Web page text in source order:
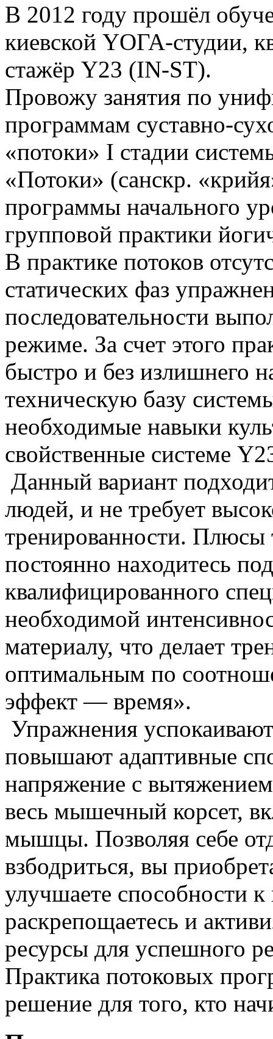
В 2012 году прошёл
киевской YОГА-студии,
стажёр Y23 (IN-ST).
Провожу занятия по
программам суставно-
«потоки» I стадии
«Потоки» (санскр.
программы начального
групповой практики
В практике потоков
статических фаз
последовательности
режиме. За счет этого
быстро и без излишнего
техническую базу
необходимые навыки
свойственные системе
Данный вариант
людей, и не требует
тренированности. Плюсы
постоянно находитесь
квалифицированного
необходимой
материалу, что делает
оптимальным по
эффект — время».
Упражнения
повышают адаптивные
напряжение с
весь мышечный корсет,
мышцы. Позволяя себе
взбодриться, вы
улучшаете способности
раскрепощаетесь и
ресурсы для успешного
Практика потоковых
решение для того, кто